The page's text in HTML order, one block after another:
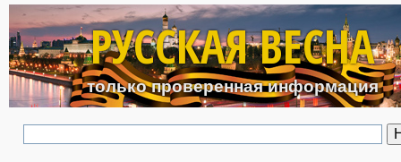
Перейти к основному
РУССКАЯ ВЕСНА
только проверенная информация